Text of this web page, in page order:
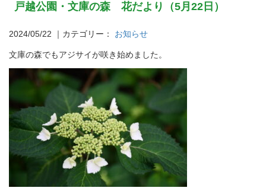
戸越公園・文庫の森 花だより（5月22日）
2024/05/22 ｜カテゴリー： お知らせ
文庫の森でもアジサイが咲き始めました。